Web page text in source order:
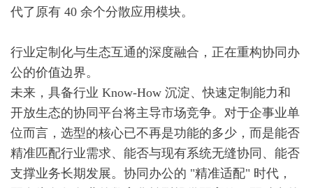
代了原有 40 余个分散应用模块。
行业定制化与生态互通的深度融合，正在重构协同办
公的价值边界。
未来，具备行业 Know-How 沉淀、快速定制能力和
开放生态的协同平台将主导市场竞争。对于企事业单
位而言，选型的核心已不再是功能的多少，而是能否
精准匹配行业需求、能否与现有系统无缝协同、能否
支撑业务长期发展。协同办公的 "精准适配" 时代，